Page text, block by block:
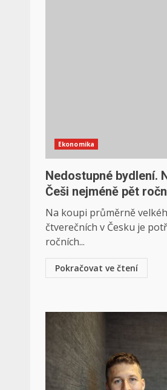
Ekonomika
Nedostupné bydlení.
Češi nejméně pět
Na koupi průměrně
čtverečních v Česku je
ročních...
Pokračovat ve čtení